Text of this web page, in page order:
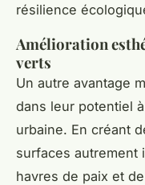
résilience
Amélioration
verts
Un autre avantage
dans leur potentiel
urbaine. En créant
surfaces autrement
havres de paix et